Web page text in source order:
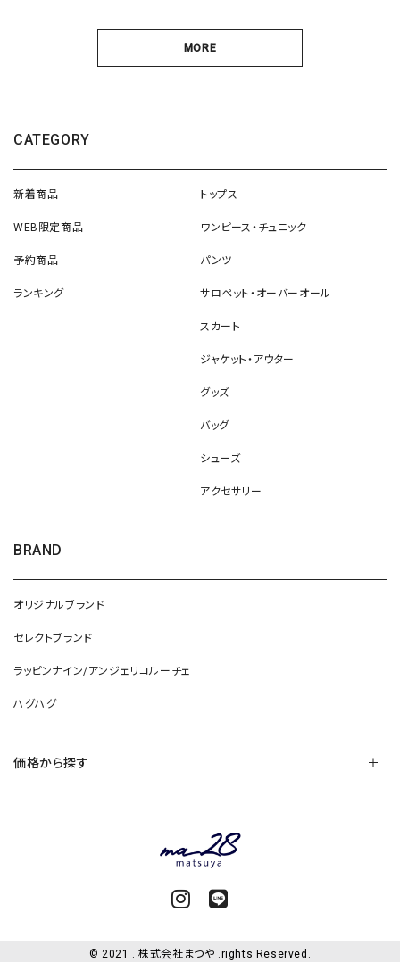
MORE
CATEGORY
新着商品
WEB限定商品
予約商品
ランキング
トップス
ワンピース・チュニック
パンツ
サロペット・オーバーオール
スカート
ジャケット・アウター
グッズ
バッグ
シューズ
アクセサリー
BRAND
オリジナルブランド
セレクトブランド
ラッピンナイン/アンジェリコルーチェ
ハグハグ
価格から探す
© 2021 . 株式会社まつや .rights Reserved.